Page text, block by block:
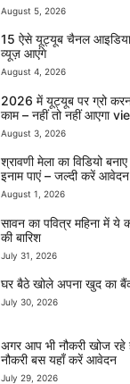
August 5, 2026
15 ऐसे यूट्यूब चैनल आइडिया
व्यूज़ आएंगे
August 4, 2026
2026 में यूट्यूब पर ग्रो
काम – नहीं तो नहीं आएगा
August 3, 2026
श्रावणी मेला का विडियो
इनाम पाएं – जल्दी करें आवेदन
August 1, 2026
सावन का पवित्र महिना में ये
की बारिश
July 31, 2026
घर बैठे खोले अपना खुद का
July 30, 2026
अगर आप भी नौकरी खोज रहे
नौकरी बस यहाँ करें आवेदन
July 29, 2026